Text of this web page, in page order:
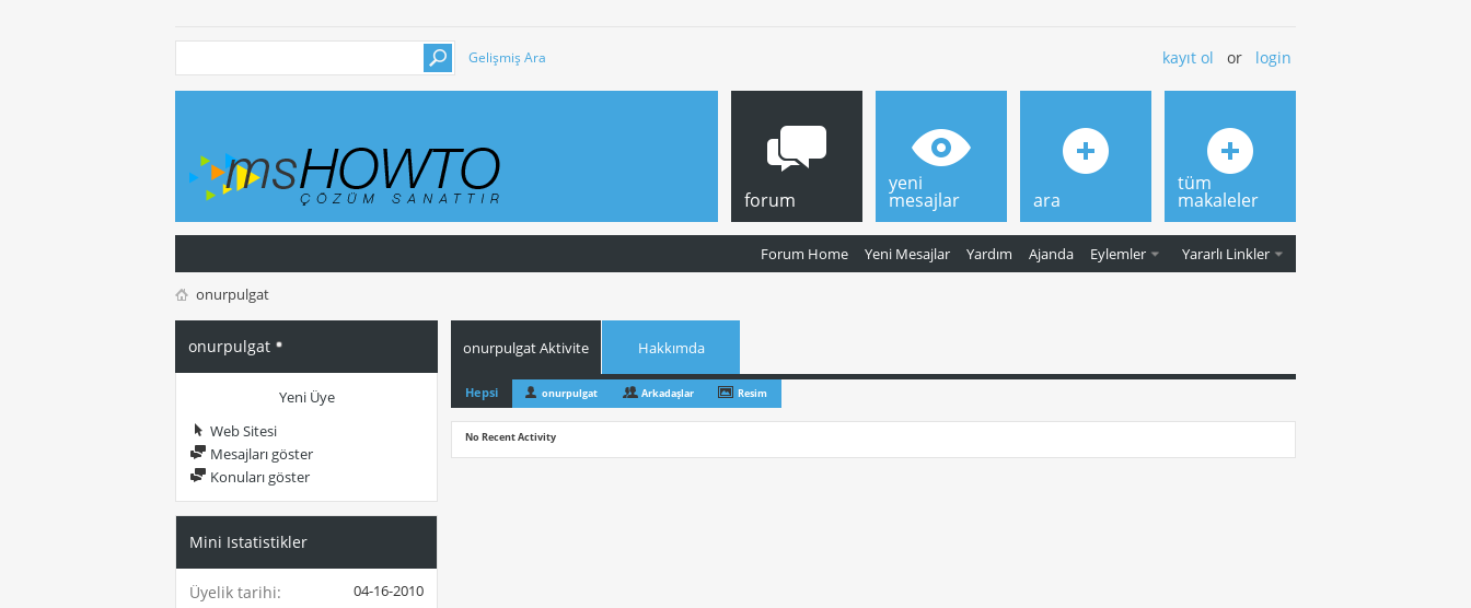
Gelişmiş Ara kayıt ol or login
forum
Forum Home Yeni Mesajlar Yardım Ajanda Eylemler Yararlı Linkler
yeni
mesajlar ara
tüm
makaleler
onurpulgat
onurpulgat
Yeni Üye
Web Sitesi
Mesajları göster
Konuları göster
Mini Istatistikler
Üyelik tarihi 04-16-2010
onurpulgat Aktivite Hakkımda
Hepsi onurpulgat Arkadaşlar Resim
No Recent Activity